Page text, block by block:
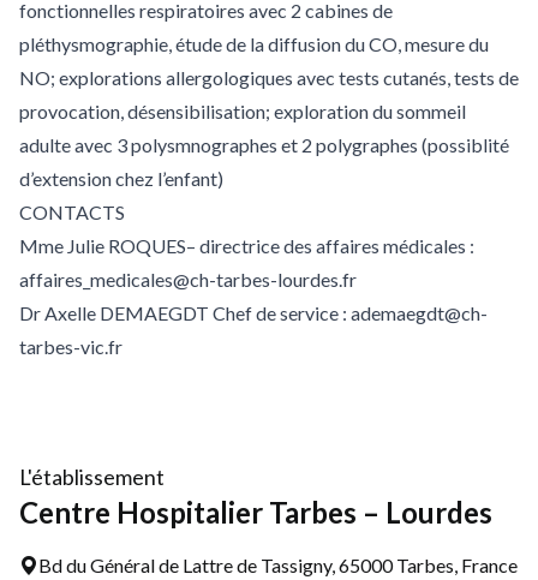
fonctionnelles respiratoires avec 2 cabines de
pléthysmographie, étude de la diffusion du CO, mesure du
NO; explorations allergologiques avec tests cutanés, tests de
provocation, désensibilisation; exploration du sommeil
adulte avec 3 polysmnographes et 2 polygraphes (possiblité
d’extension chez l’enfant)
CONTACTS
Mme Julie ROQUES– directrice des affaires médicales :
affaires_medicales@ch-tarbes-lourdes.fr
Dr Axelle DEMAEGDT Chef de service : ademaegdt@ch-
tarbes-vic.fr
L'établissement
Centre Hospitalier Tarbes – Lourdes
Bd du Général de Lattre de Tassigny, 65000 Tarbes, France